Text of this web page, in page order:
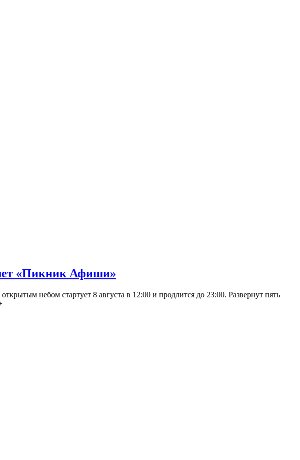
«Пикник Афиши»
небом стартует 8 августа в 12:00 и продлится до 23:00. Развернут пять